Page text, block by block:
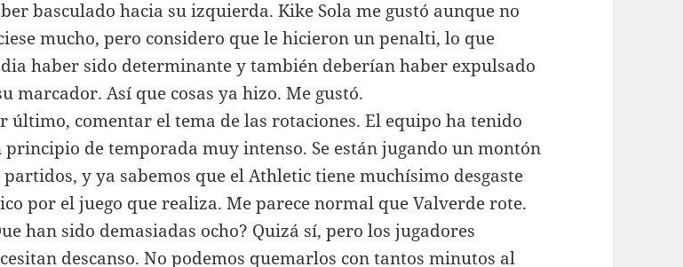
basculado hacia su izquierda. Kike Sola me gustó aunque no
mucho, pero considero que le hicieron un penalti, lo que
haber sido determinante y también deberían haber expulsado
marcador. Así que cosas ya hizo. Me gustó.
último, comentar el tema de las rotaciones. El equipo ha tenido
principio de temporada muy intenso. Se están jugando un montón
partidos, y ya sabemos que el Athletic tiene muchísimo desgaste
por el juego que realiza. Me parece normal que Valverde rote.
han sido demasiadas ocho? Quizá sí, pero los jugadores
descanso. No podemos quemarlos con tantos minutos al